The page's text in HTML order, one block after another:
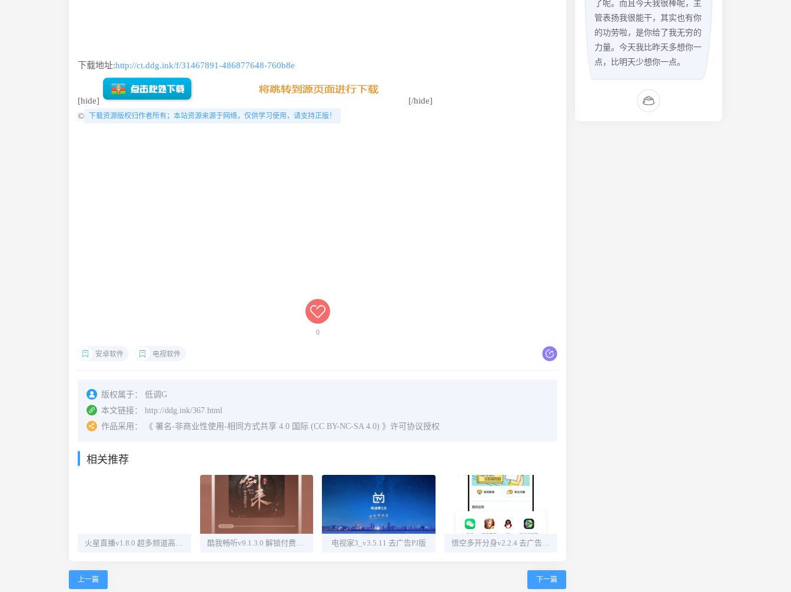
下载地址:http://ct.ddg.ink/f/31467891-486877648-760b8e
[hide]
[/hide]
©
下载资源版权归作者所有；本站资源来源于网络，仅供学习使用，请支持正版！
0
安卓软件 电视软件
版权属于：
低调G
本文链接：
http://ddg.ink/367.html
作品采用：
《 署名-非商业性使用-相同方式共享 4.0 国际 (CC BY-NC-SA 4.0) 》许可协议授权
相关推荐
火星直播v1.8.0 超多频道高清直播 酷我畅听v9.1.3.0 解锁付费听书源 电视家3_v3.5.11 去广告PJ版 悟空多开分身v2.2.4 去广告 解锁会员
上一篇 下一篇
了呢。而且今天我很棒呢，主
管表扬我很能干，其实也有你
的功劳啦，是你给了我无穷的
力量。今天我比昨天多想你一
点，比明天少想你一点。